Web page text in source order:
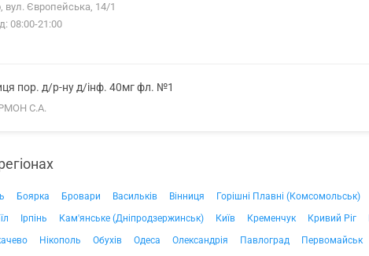
вул. Європейська, 14/1
08:00-21:00
пор. д/р-ну д/інф. 40мг фл. №1
С.А.
Боярка Бровари Васильків Вінниця Горішні Плавні (Комсомольськ)
Ірпінь Кам'янське (Дніпродзержинськ) Київ Кременчук Кривий Ріг
Нікополь Обухів Одеса Олександрія Павлоград Первомайськ